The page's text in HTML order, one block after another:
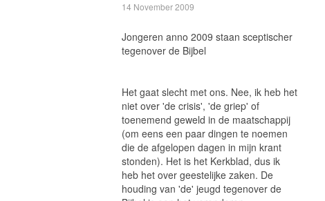
14 November 2009
Jongeren anno 2009 staan sceptischer
tegenover de Bijbel
Het gaat slecht met ons. Nee, ik heb het
niet over 'de crisis', 'de griep' of
toenemend geweld in de maatschappij
(om eens een paar dingen te noemen
die de afgelopen dagen in mijn krant
stonden). Het is het Kerkblad, dus ik
heb het over geestelijke zaken. De
houding van 'de' jeugd tegenover de